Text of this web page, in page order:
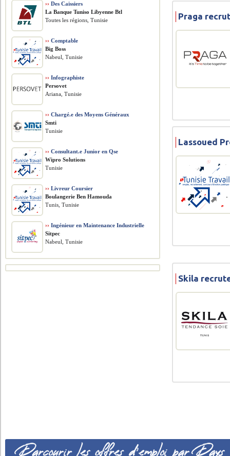
Praga
Lassoued
Skila
›› Des Caissiers
La Banque Tuniso Libyenne Btl
Toutes les régions, Tunisie
›› Comptable
Big Boss
Nabeul, Tunisie
›› Infographiste
Persovet
Ariana, Tunisie
›› Chargé.e des Moyens Généraux
Smti
Tunisie
›› Consultant.e Junior en Qse
Wipro Solutions
Tunisie
›› Livreur Coursier
Boulangerie Ben Hamouda
Tunis, Tunisie
›› Ingénieur en Maintenance Industrielle
Sitpec
Nabeul, Tunisie